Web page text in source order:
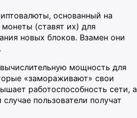
основанный на
(ставят их) для
новых блоков. Взамен они
мощность для
«замораживают» свои
работоспособность сети, а
пользователи получат